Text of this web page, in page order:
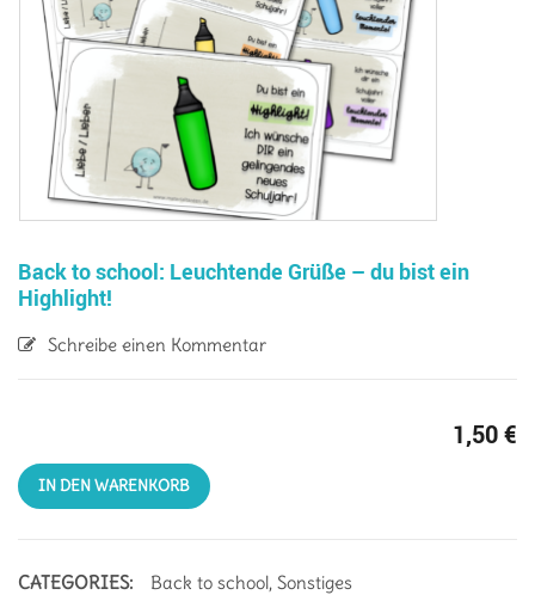
Back to school: Leuchtende Grüße – du bist ein
Highlight!
Schreibe einen Kommentar
1,50€
IN DEN WARENKORB
CATEGORIES: Back to school, Sonstiges